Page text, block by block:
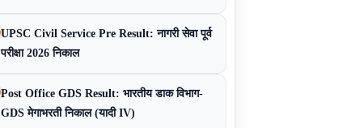
UPSC Civil Service Pre Result: नागरी सेवा पूर्व
परीक्षा 2026 निकाल
Post Office GDS Result: भारतीय डाक विभाग-
GDS मेगाभरती निकाल (यादी IV)